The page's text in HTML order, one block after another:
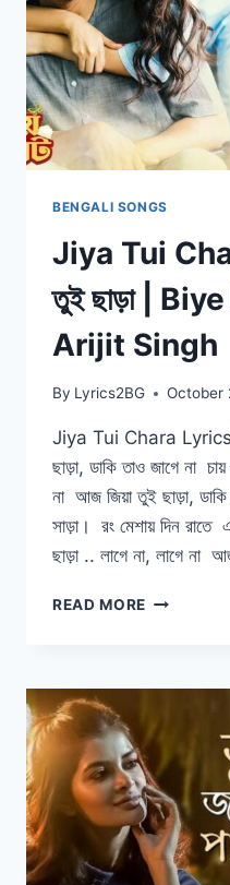
|
ALIF
|
PRONOME
NAFI
BENGALI SONGS
Jiya Tui
তুই ছাড়া |
Arijit Singh
By Lyrics2BG October
Jiya Tui Chara Lyrics
ছাড়া, ডাকি তাও জাগে না
না আজ জিয়া তুই ছাড়া,
সাড়া। রং মেশায় দিন
ছাড়া .. লাগে না, লাগে না
READ MORE JIYA
|
তুই
ছাড়া
|
BIYE
BIBHRAT
|
ARIJIT